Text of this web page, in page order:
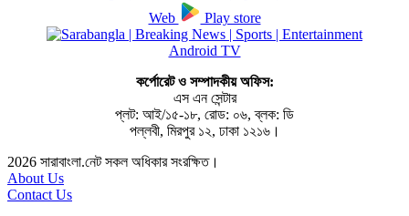
Web Play store
Android TV
কর্পোরেট ও সম্পাদকীয় অফিস:
এস এন সেন্টার
প্লট: আই/১৫-১৮, রোড: ০৬, ব্লক: ডি
পল্লবী, মিরপুর ১২, ঢাকা ১২১৬।
2026 সারাবাংলা.নেট সকল অধিকার সংরক্ষিত।
About Us
Contact Us